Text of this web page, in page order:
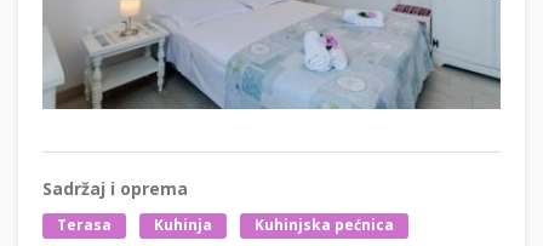
Sadržaj i oprema
Terasa Kuhinja Kuhinjska pećnica